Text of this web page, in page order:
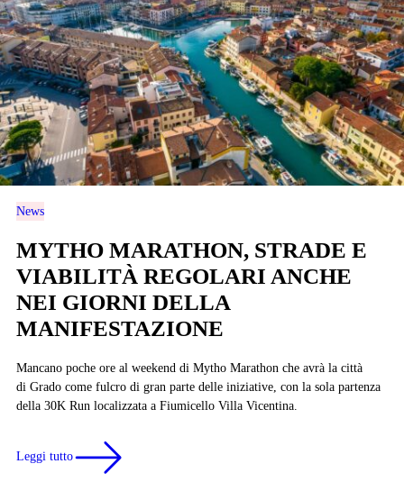
News
MYTHO MARATHON, STRADE E
VIABILITÀ REGOLARI ANCHE
NEI GIORNI DELLA
MANIFESTAZIONE
Mancano poche ore al weekend di Mytho Marathon che avrà la città
di Grado come fulcro di gran parte delle iniziative, con la sola partenza
della 30K Run localizzata a Fiumicello Villa Vicentina.
Leggi tutto